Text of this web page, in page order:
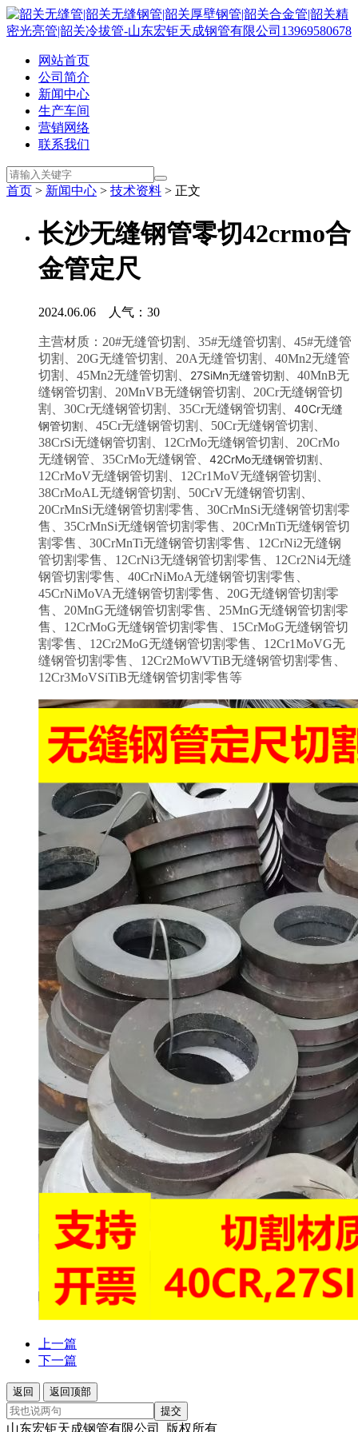
网站首页
公司简介
新闻中心
生产车间
营销网络
联系我们
首页 > 新闻中心 > 技术资料 > 正文
长沙无缝钢管零切42crmo合
金管定尺
2024.06.06 人气： 30
主营材质：20#无缝管切割、35#无缝管切割 、45#无缝管
切割
、20G无缝管切割 、20A无缝管切割 、40Mn2无缝管
切割
、45Mn2无缝管切割 27SiMn无缝管切割 、40MnB无
缝钢管切割 、20MnVB无缝钢管切割 、20Cr无缝钢管切
割
、30Cr无缝钢管切割 、35Cr无缝钢管切割 40Cr无缝
钢管切割 、45Cr无缝钢管切割 、50Cr无缝钢管切割
38CrSi无缝钢管切割 、12CrMo无缝钢管切割
、20CrMo
无缝钢管 、35CrMo无缝钢管 42CrMo无缝钢管切割
12CrMoV无缝钢管切割 、12Cr1MoV无缝钢管切割
38CrMoAL无缝钢管切割 、50CrV无缝钢管切割
20CrMnSi无缝钢管切割零售 、30CrMnSi无缝钢管切割零
售
、35CrMnSi无缝钢管切割零售 、20CrMnTi无缝钢管切
割零售
、30CrMnTi无缝钢管切割零售 、12CrNi2无缝钢
管切割零售 、12CrNi3无缝钢管切割零售 、12Cr2Ni4无缝
钢管切割零售 、40CrNiMoA无缝钢管切割零售
45CrNiMoVA无缝钢管切割零售 、20G无缝钢管切割零
售
、20MnG无缝钢管切割零售 、25MnG无缝钢管切割零
售
、12CrMoG无缝钢管切割零售 、15CrMoG无缝钢管切
割零售
、12Cr2MoG无缝钢管切割零售 、12Cr1MoVG无
缝钢管切割零售 、12Cr2MoWVTiB无缝钢管切割零售
12Cr3MoVSiTiB无缝钢管切割零售等
上一篇
下一篇
返回
返回顶部
提交
山东宏钜天成钢管有限公司 版权所有